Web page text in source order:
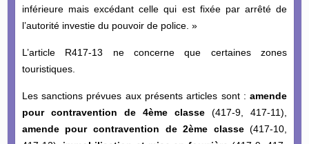
inférieure mais excédant celle qui est fixée par arrêté de
l’autorité investie du pouvoir de police. »
L’article R417-13 ne concerne que certaines zones
touristiques.
Les sanctions prévues aux présents articles sont :amende
pour contravention de 4ème classe (417-9, 417-11),
amende pour contravention de 2ème classe(417-10,